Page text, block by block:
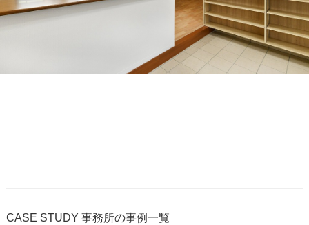
CASE STUDY 事務所の事例一覧